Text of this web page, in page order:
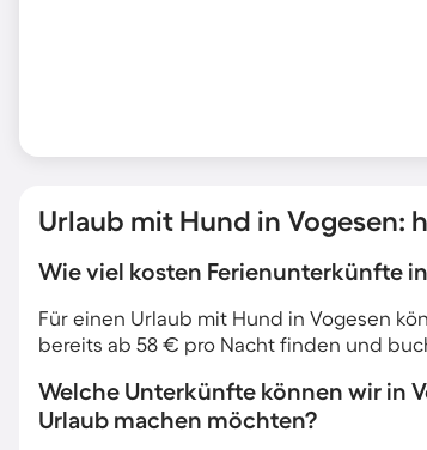
Urlaub mit Hund in Vogesen:
Wie viel kosten Ferienunterkünfte
Für einen Urlaub mit Hund in Vogesen
bereits ab 58 € pro Nacht finden und
Welche Unterkünfte können wir in
Urlaub machen möchten?